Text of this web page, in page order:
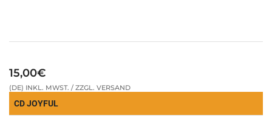
15,00€
(DE) INKL. MWST. / ZZGL. VERSAND
CD JOYFUL